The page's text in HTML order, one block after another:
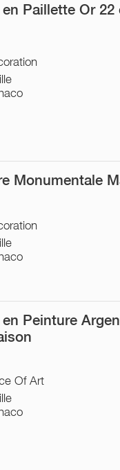
Paillette Or
Monumentale
en Peinture
Of Art